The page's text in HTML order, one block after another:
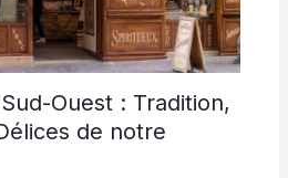
Ouest : Tradition,
de notre